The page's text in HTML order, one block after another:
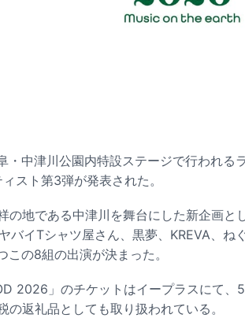
・中津川公園内特設ステージで行われる
スト第3弾が発表された。
の地である中津川を舞台にした新企画と
バイTシャツ屋さん、黒夢、KREVA、
の8組の出演が決まった。
2026」のチケットはイープラスにて
の返礼品としても取り扱われている。